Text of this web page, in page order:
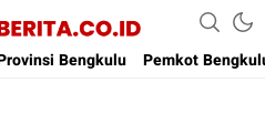
Berita
Bengkulu Pemkot